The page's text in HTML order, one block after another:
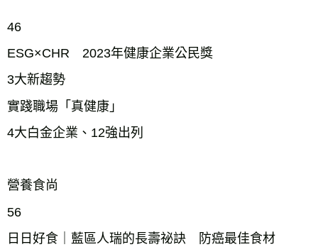
46
ESG×CHR 2023年健康企業公民獎
3大新趨勢
實踐職場「真健康」
4大白金企業、12強出列
營養食尚
56
日日好食｜藍區人瑞的長壽祕訣 防癌最佳食材